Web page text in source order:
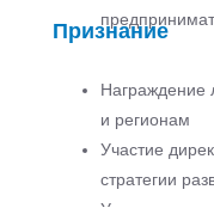
Признание
Награждение
и регионам
Участие
стратегии